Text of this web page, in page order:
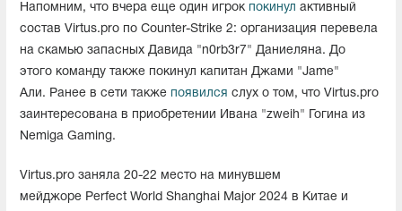
Напомним, что вчера еще один игрок покинул активный
состав Virtus.pro по Counter-Strike 2: организация перевела
на скамью запасных Давида "n0rb3r7" Даниеляна. До
этого команду также покинул капитан Джами "Jame"
Али. Ранее в сети также появился слух о том, что Virtus.pro
заинтересована в приобретении Ивана "⁠zweih⁠" Гогина из
Nemiga Gaming.
Virtus.pro заняла 20-22 место на минувшем
мейджоре Perfect World Shanghai Major 2024 в Китае и